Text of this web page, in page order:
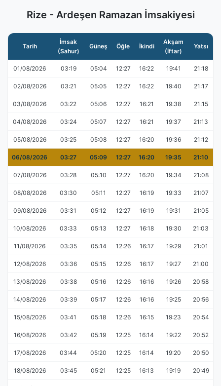
Rize - Ardeşen Ramazan İmsakiyesi
Tarih
İmsak
(Sahur)
Güneş Öğle İkindi
Akşam
(İftar)
Yatsı
01/08/2026 03:19 05:04 12:27 16:22 19:41 21:18
02/08/2026 03:21 05:05 12:27 16:22 19:40 21:17
03/08/2026 03:22 05:06 12:27 16:21 19:38 21:15
04/08/2026 03:24 05:07 12:27 16:21 19:37 21:13
05/08/2026 03:25 05:08 12:27 16:20 19:36 21:12
06/08/2026 03:27 05:09 12:27 16:20 19:35 21:10
07/08/2026 03:28 05:10 12:27 16:20 19:34 21:08
08/08/2026 03:30 05:11 12:27 16:19 19:33 21:07
09/08/2026 03:31 05:12 12:27 16:19 19:31 21:05
10/08/2026 03:33 05:13 12:27 16:18 19:30 21:03
11/08/2026 03:35 05:14 12:26 16:17 19:29 21:01
12/08/2026 03:36 05:15 12:26 16:17 19:27 21:00
13/08/2026 03:38 05:16 12:26 16:16 19:26 20:58
14/08/2026 03:39 05:17 12:26 16:16 19:25 20:56
15/08/2026 03:41 05:18 12:26 16:15 19:23 20:54
16/08/2026 03:42 05:19 12:25 16:14 19:22 20:52
17/08/2026 03:44 05:20 12:25 16:14 19:20 20:50
18/08/2026 03:45 05:21 12:25 16:13 19:19 20:49